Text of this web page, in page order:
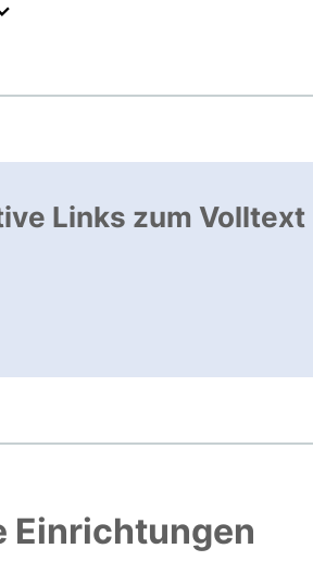
Links zum Volltext
Link, öffnet neues
Einrichtungen